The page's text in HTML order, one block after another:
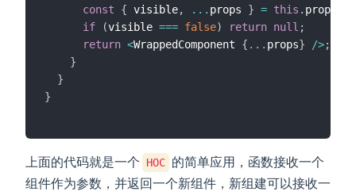
const
{ visible, ... props } = this . props
if
(visible === false) return null ;
return <WrappedComponent { ... props} />;
}
}
}
上面的代码就是一个 HOC 的简单应用，函数接收一个
组件作为参数，并返回一个新组件，新组建可以接收一